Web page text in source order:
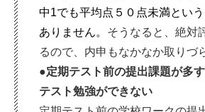
中1でも平均点５０点未満という
ありません。 そうなると、絶対
るので、内申もなかなか取りづ
●定期テスト前の提出課題が多
テスト勉強ができない